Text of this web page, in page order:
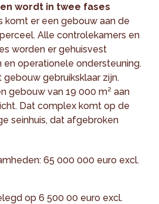
wordt in twee fases
komt er een gebouw aan de
Alle controlekamers en
worden er gehuisvest
en operationele ondersteuning.
gebruiksklaar zijn.
gebouw van 19 000 m² aan
Dat complex komt op de
seinhuis, dat afgebroken
65 000 000 euro excl.
op 6 500 00 euro excl.